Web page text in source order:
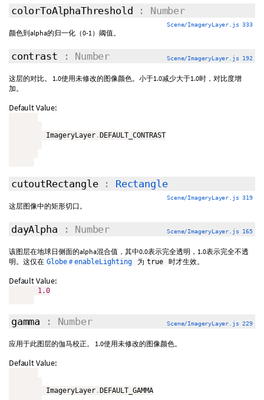
colorToAlphaThreshold : Number
Scene/ImageryLayer.js 333
颜色到alpha的归一化（0-1）阈值。
contrast : Number Scene/ImageryLayer.js 192
这层的对比。 1.0使用未修改的图像颜色。小于1.0减少大于1.0时，对比度增
加。
Default Value:
         ImageryLayer
. DEFAULT_CONTRAST
cutoutRectangle : Rectangle
Scene/ImageryLayer.js 319
这层图像中的矩形切口。
dayAlpha : Number Scene/ImageryLayer.js 165
该图层在地球日侧面的alpha混合值，其中0.0表示完全透明，1.0表示完全不透
明。这仅在 Globe＃enableLighting 为 true 时才生效。
Default Value:
1.0
gamma : Number Scene/ImageryLayer.js 229
应用于此图层的伽马校正。 1.0使用未修改的图像颜色。
Default Value:
         ImageryLayer
. DEFAULT_GAMMA